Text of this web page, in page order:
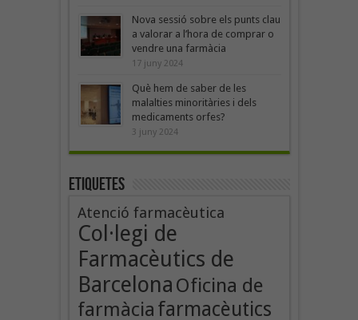
Nova sessió sobre els punts clau
a valorar a l’hora de comprar o
vendre una farmàcia
17 juny 2024
Què hem de saber de les
malalties minoritàries i dels
medicaments orfes?
3 juny 2024
Etiquetes
Atenció farmacèutica
Col·legi de
Farmacèutics de
Barcelona Oficina de
farmàcia farmacèutics